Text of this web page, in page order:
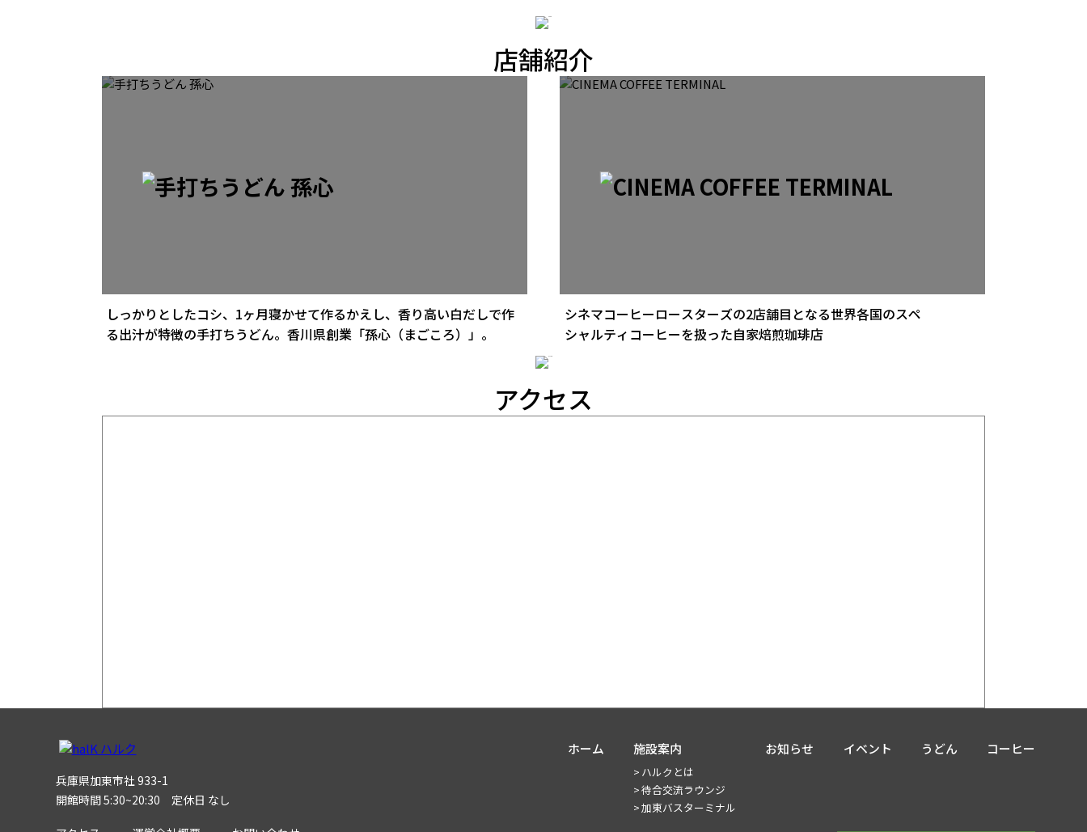
店舗紹介
しっかりとしたコシ、1ヶ月寝かせて作るかえし、香り高い白だしで作
る出汁が特徴の手打ちうどん。香川県創業「孫心（まごころ）」。
シネマコーヒーロースターズの2店舗目となる世界各国のスペ
シャルティコーヒーを扱った自家焙煎珈琲店
アクセス
兵庫県加東市社 933-1
開館時間 5:30~20:30 定休日 なし
ホーム 施設案内
ハルクとは
待合交流ラウンジ
加東バスターミナル
お知らせ イベント うどん コーヒー